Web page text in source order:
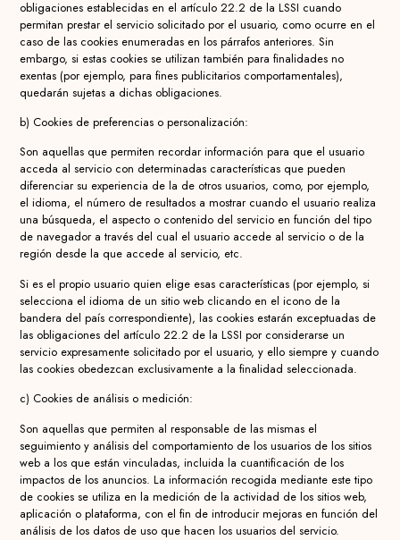
obligaciones establecidas en el artículo 22.2 de la LSSI cuando
permitan prestar el servicio solicitado por el usuario, como ocurre en el
caso de las cookies enumeradas en los párrafos anteriores. Sin
embargo, si estas cookies se utilizan también para finalidades no
exentas (por ejemplo, para fines publicitarios comportamentales),
quedarán sujetas a dichas obligaciones.
b) Cookies de preferencias o personalización:
Son aquellas que permiten recordar información para que el usuario
acceda al servicio con determinadas características que pueden
diferenciar su experiencia de la de otros usuarios, como, por ejemplo,
el idioma, el número de resultados a mostrar cuando el usuario realiza
una búsqueda, el aspecto o contenido del servicio en función del tipo
de navegador a través del cual el usuario accede al servicio o de la
región desde la que accede al servicio, etc.
Si es el propio usuario quien elige esas características (por ejemplo, si
selecciona el idioma de un sitio web clicando en el icono de la
bandera del país correspondiente), las cookies estarán exceptuadas de
las obligaciones del artículo 22.2 de la LSSI por considerarse un
servicio expresamente solicitado por el usuario, y ello siempre y cuando
las cookies obedezcan exclusivamente a la finalidad seleccionada.
c) Cookies de análisis o medición:
Son aquellas que permiten al responsable de las mismas el
seguimiento y análisis del comportamiento de los usuarios de los sitios
web a los que están vinculadas, incluida la cuantificación de los
impactos de los anuncios. La información recogida mediante este tipo
de cookies se utiliza en la medición de la actividad de los sitios web,
aplicación o plataforma, con el fin de introducir mejoras en función del
análisis de los datos de uso que hacen los usuarios del servicio.